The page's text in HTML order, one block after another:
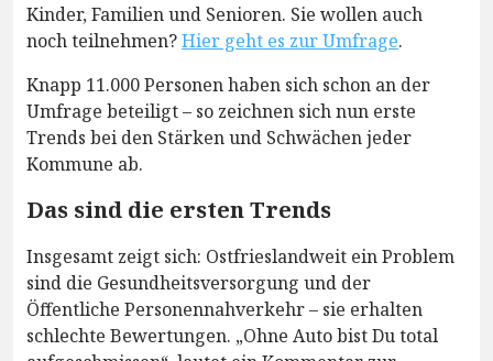
Kinder, Familien und Senioren. Sie wollen auch
noch teilnehmen?Hier geht es zur Umfrage.
Knapp 11.000 Personen haben sich schon an der
Umfrage beteiligt – so zeichnen sich nun erste
Trends bei den Stärken und Schwächen jeder
Kommune ab.
Das sind die ersten Trends
Insgesamt zeigt sich: Ostfrieslandweit ein Problem
sind die Gesundheitsversorgung und der
Öffentliche Personennahverkehr – sie erhalten
schlechte Bewertungen. „Ohne Auto bist Du total